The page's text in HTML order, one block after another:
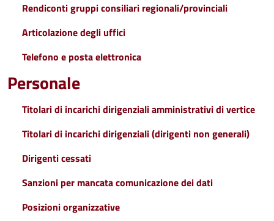
Rendiconti gruppi consiliari regionali/provinciali
Articolazione degli uffici
Telefono e posta elettronica
Personale
Titolari di incarichi dirigenziali amministrativi di vertice
Titolari di incarichi dirigenziali (dirigenti non generali)
Dirigenti cessati
Sanzioni per mancata comunicazione dei dati
Posizioni organizzative